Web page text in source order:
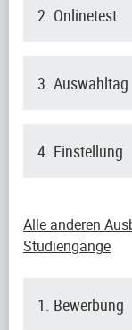
2. Onlinetest
3. Auswahltag
4. Einstellung
Alle anderen
Studiengänge
1. Bewerbung